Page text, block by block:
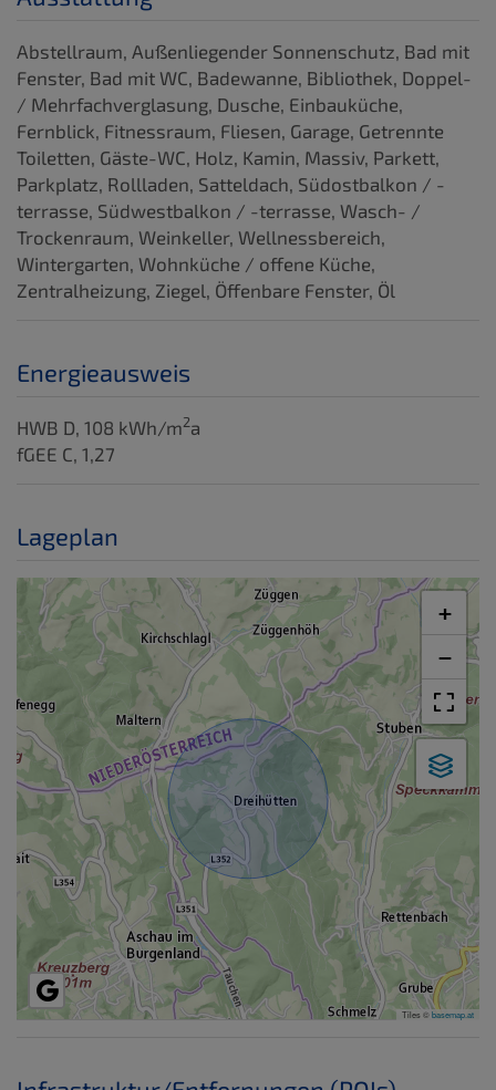
Abstellraum Außenliegender Sonnenschutz Bad mit
Fenster Bad mit WC Badewanne Bibliothek Doppel-
/ Mehrfachverglasung Dusche Einbauküche
Fernblick Fitnessraum Fliesen Garage Getrennte
Toiletten Gäste-WC Holz Kamin Massiv Parkett
Parkplatz Rollladen Satteldach Südostbalkon / -
terrasse Südwestbalkon / -terrasse Wasch- /
Trockenraum Weinkeller Wellnessbereich
Wintergarten Wohnküche / offene Küche
Zentralheizung Ziegel Öffenbare Fenster Öl
Energieausweis
HWB D, 108 kWh/m2a
fGEE C, 1,27
Lageplan
+
−
Tiles ©basemap.at